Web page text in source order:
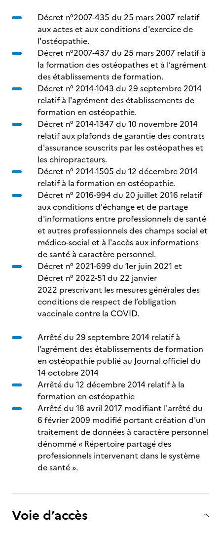
Décret n°2007-435 du 25 mars 2007 relatif
aux actes et aux conditions d'exercice de
l'ostéopathie.
Décret n°2007-437 du 25 mars 2007 relatif à
la formation des ostéopathes et à l’agrément
des établissements de formation.
Décret n° 2014-1043 du 29 septembre 2014
relatif à l'agrément des établissements de
formation en ostéopathie.
Décret n° 2014-1347 du 10 novembre 2014
relatif aux plafonds de garantie des contrats
d'assurance souscrits par les ostéopathes et
les chiropracteurs.
Décret n° 2014-1505 du 12 décembre 2014
relatif à la formation en ostéopathie.
Décret n° 2016-994 du 20 juillet 2016 relatif
aux conditions d'échange et de partage
d'informations entre professionnels de santé
et autres professionnels des champs social et
médico-social et à l'accès aux informations
de santé à caractère personnel.
Décret n° 2021-699 du 1er juin 2021 et
Décret n° 2022-51 du 22 janvier
2022 prescrivant les mesures générales des
conditions de respect de l’obligation
vaccinale contre la COVID.
Arrêté du 29 septembre 2014 relatif à
l’agrément des établissements de formation
en ostéopathie publié au Journal officiel du
14 octobre 2014
Arrêté du 12 décembre 2014 relatif à la
formation en ostéopathie
Arrêté du 18 avril 2017 modifiant l'arrêté du
6 février 2009 modifié portant création d'un
traitement de données à caractère personnel
dénommé « Répertoire partagé des
professionnels intervenant dans le système
de santé ».
Voie d’accès